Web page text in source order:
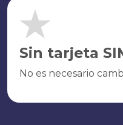
Sin tarjeta
No es necesario